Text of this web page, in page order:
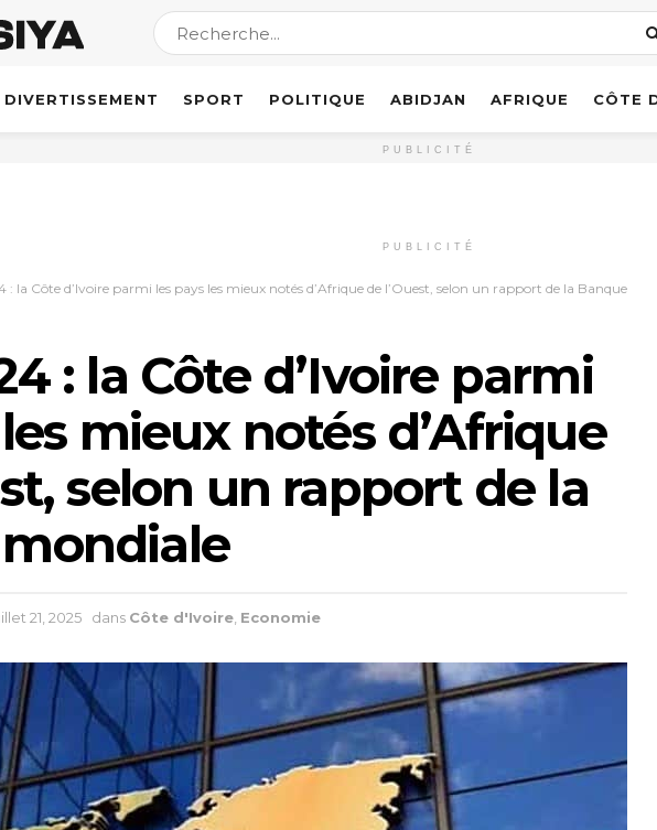
DIVERTISSEMENT SPORT POLITIQUE ABIDJAN AFRIQUE CÔTE
PUBLICITÉ
PUBLICITÉ
: la Côte d’Ivoire parmi les pays les mieux notés d’Afrique de l’Ouest, selon un rapport de la Banque
: la Côte d’Ivoire parmi
mieux notés d’Afrique
selon un rapport de la
21, 2025 dans Côte d'Ivoire Economie